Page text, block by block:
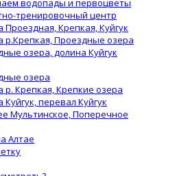
водопады и первоцветы
тренировочный центр
Проездная, Крепкая, Куйгук
р.Крепкая, Проездные озера
озера, долина Куйгук
озера
р. Крепкая, Крепкие озера
Куйгук, перевал Куйгук
Мультинское, Поперечное
Алтае